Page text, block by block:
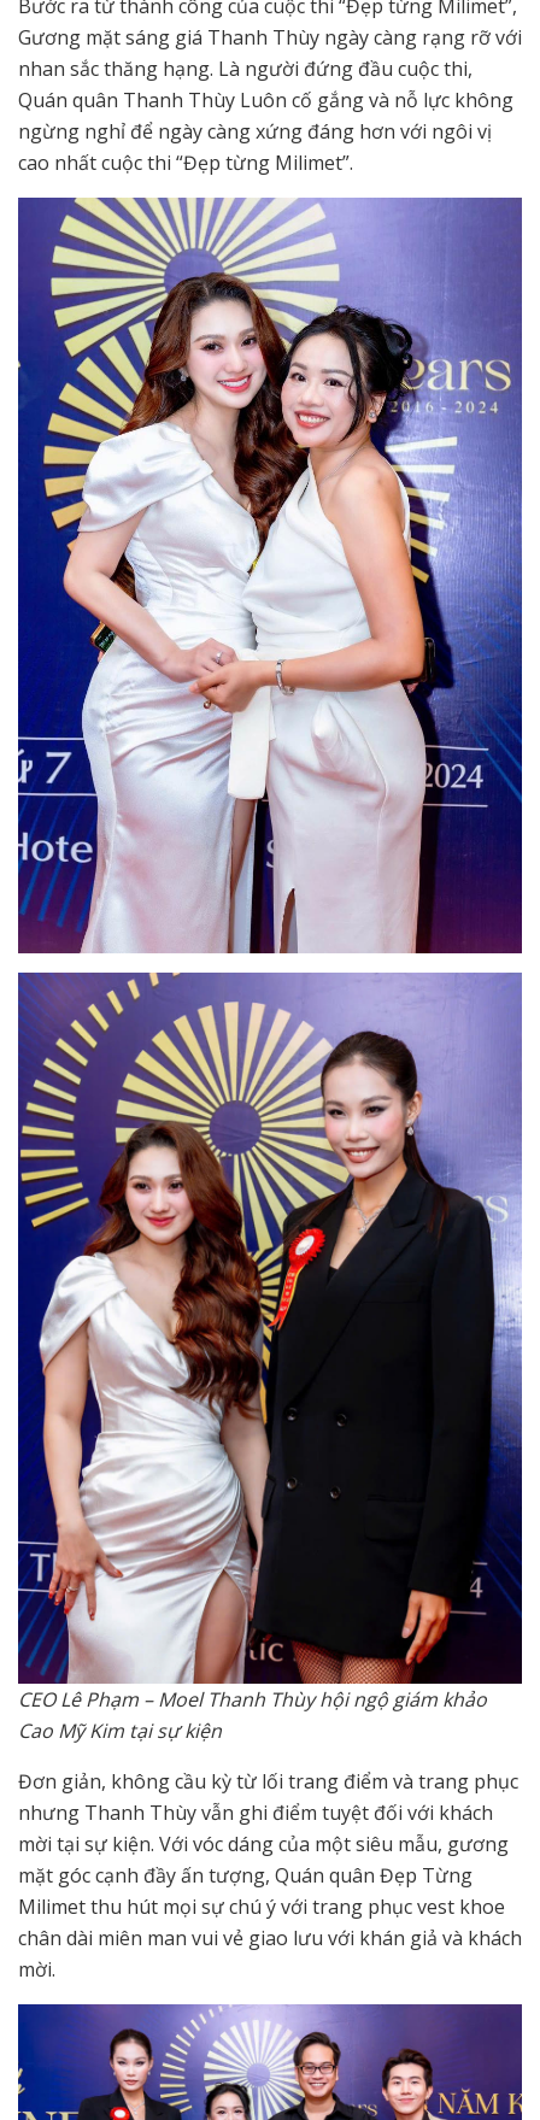
Bước ra từ thành công của cuộc thi “Đẹp từng Milimet”,
Gương mặt sáng giá Thanh Thùy ngày càng rạng rỡ với
nhan sắc thăng hạng. Là người đứng đầu cuộc thi,
Quán quân Thanh Thùy Luôn cố gắng và nỗ lực không
ngừng nghỉ để ngày càng xứng đáng hơn với ngôi vị
cao nhất cuộc thi “Đẹp từng Milimet”.
CEO Lê Phạm – Moel Thanh Thùy hội ngộ giám khảo
Cao Mỹ Kim tại sự kiện
Đơn giản, không cầu kỳ từ lối trang điểm và trang phục
nhưng Thanh Thùy vẫn ghi điểm tuyệt đối với khách
mời tại sự kiện. Với vóc dáng của một siêu mẫu, gương
mặt góc cạnh đầy ấn tượng, Quán quân Đẹp Từng
Milimet thu hút mọi sự chú ý với trang phục vest khoe
chân dài miên man vui vẻ giao lưu với khán giả và khách
mời.